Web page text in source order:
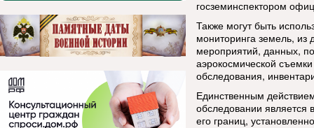
госземинспектором
Также могут быть
мониторинга земель,
мероприятий, данных,
аэрокосмической
обследования,
Единственным
обследовании является
его границ,